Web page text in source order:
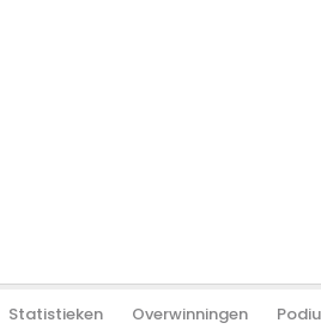
Statistieken Overwinningen